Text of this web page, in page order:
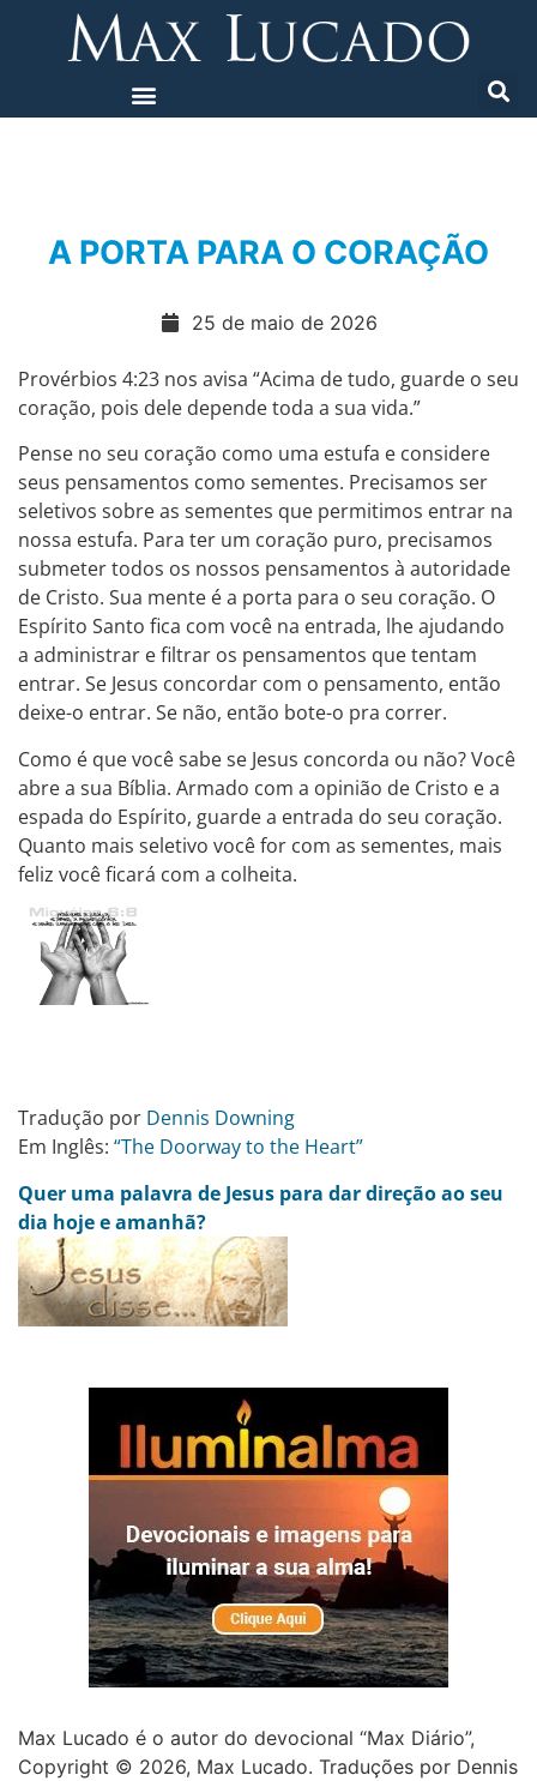
A PORTA PARA O CORAÇÃO
25 de maio de 2026
Provérbios 4:23 nos avisa “Acima de tudo, guarde o seu
coração, pois dele depende toda a sua vida.”
Pense no seu coração como uma estufa e considere
seus pensamentos como sementes. Precisamos ser
seletivos sobre as sementes que permitimos entrar na
nossa estufa. Para ter um coração puro, precisamos
submeter todos os nossos pensamentos à autoridade
de Cristo. Sua mente é a porta para o seu coração. O
Espírito Santo fica com você na entrada, lhe ajudando
a administrar e filtrar os pensamentos que tentam
entrar. Se Jesus concordar com o pensamento, então
deixe-o entrar. Se não, então bote-o pra correr.
Como é que você sabe se Jesus concorda ou não? Você
abre a sua Bíblia. Armado com a opinião de Cristo e a
espada do Espírito, guarde a entrada do seu coração.
Quanto mais seletivo você for com as sementes, mais
feliz você ficará com a colheita.
Tradução por Dennis Downing
Em Inglês: “The Doorway to the Heart”
Quer uma palavra de Jesus para dar direção ao seu
dia hoje e amanhã?
Max Lucado é o autor do devocional “Max Diário”,
Copyright © 2026, Max Lucado. Traduções por Dennis